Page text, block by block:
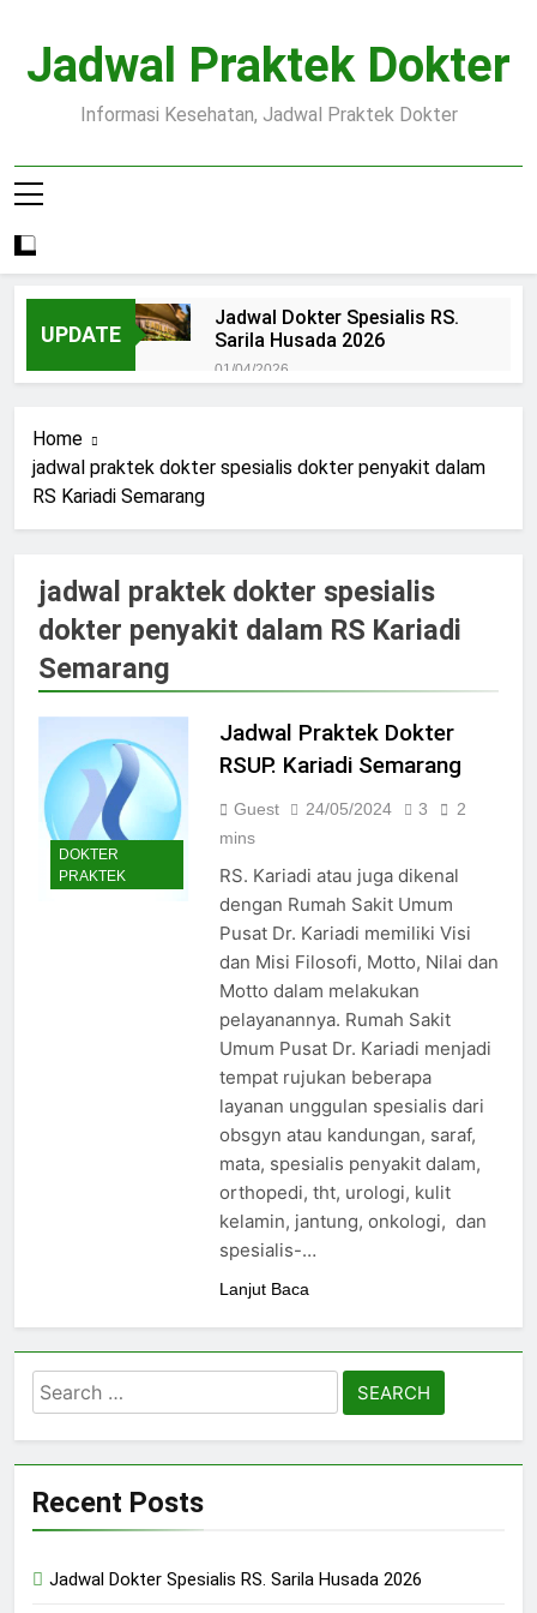
content
Jadwal Praktek Dokter
Informasi Kesehatan, Jadwal Praktek Dokter
UPDATE
Jadwal Dokter Spesialis RS.
Sarila Husada 2026
01/04/2026
Pendaftaran Pasien BPJS
15/07/2025
Poliklinik Spesialis Terbaru
Jadwal Praktek Dokter RS
15/07/2025
husada sragen
15/07/2025
Salatiga 2025
15/07/2025
Jadwal Dokter RS Mulia
Hati Wonogiri
15/07/2025
Pendaftaran Pasien BPJS
RSUD Bung Karno
24/05/2024
Pendaftaran Pasien BPJS
RSUD Banyumas
24/05/2024
Home
jadwal praktek dokter spesialis dokter penyakit dalam
RS Kariadi Semarang
jadwal praktek dokter spesialis
dokter penyakit dalam RS Kariadi
Semarang
DOKTER
PRAKTEK
Jadwal Praktek Dokter
RSUP. Kariadi Semarang
Guest 24/05/2024 3
2
mins
RS. Kariadi atau juga dikenal
dengan Rumah Sakit Umum
Pusat Dr. Kariadi memiliki Visi
dan Misi Filosofi, Motto, Nilai dan
Motto dalam melakukan
pelayanannya. Rumah Sakit
Umum Pusat Dr. Kariadi menjadi
tempat rujukan beberapa
layanan unggulan spesialis dari
obsgyn atau kandungan, saraf,
mata, spesialis penyakit dalam,
orthopedi, tht, urologi, kulit
kelamin, jantung, onkologi, dan
spesialis-…
Lanjut Baca
Search
for:
Recent Posts
Jadwal Dokter Spesialis RS. Sarila Husada 2026